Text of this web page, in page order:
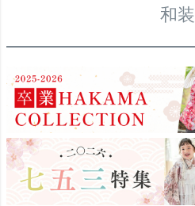
和装